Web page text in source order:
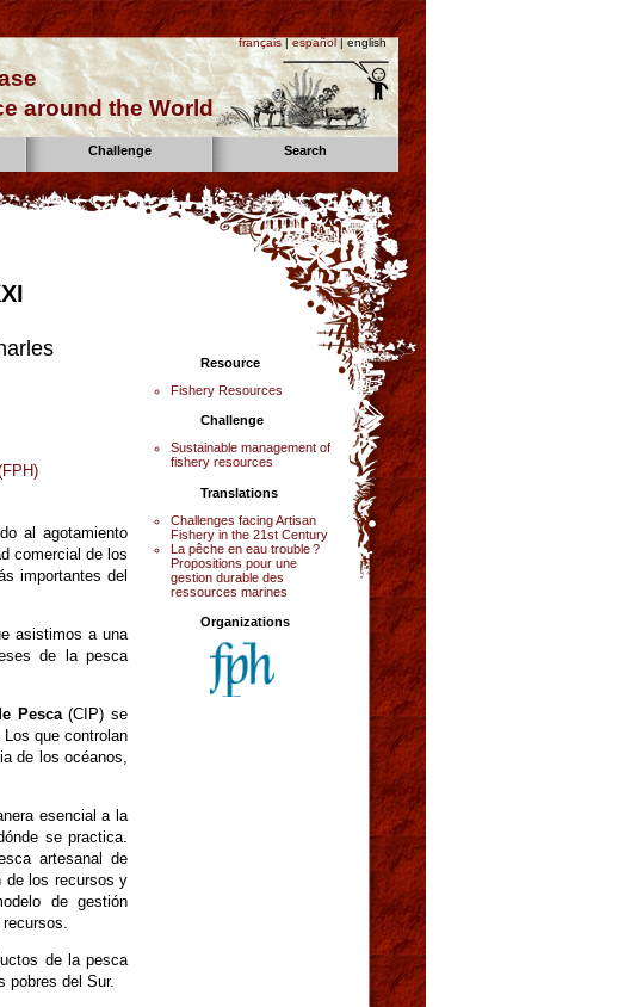
français|español| english
around the World
Challenge Search
al agotamiento
comercial de los
importantes del
asistimos a una
de la pesca
Pesca(CIP) se
que controlan
de los océanos,
esencial a la
se practica.
artesanal de
de los recursos y
de gestión
de la pesca
pobres del Sur.
Resource
Fishery Resources
Challenge
Sustainable management of
fishery resources
Translations
Challenges facing Artisan
Fishery in the 21st Century
La pêche en eau trouble ?
Propositions pour une
gestion durable des
ressources marines
Organizations